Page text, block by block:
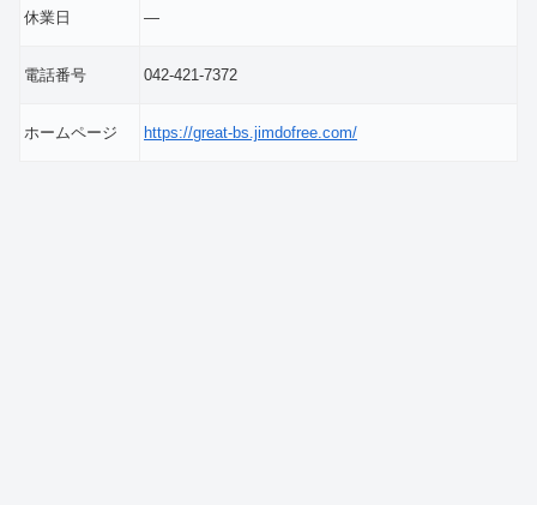
休業日 ―
電話番号 042-421-7372
ホームページ https://great-bs.jimdofree.com/